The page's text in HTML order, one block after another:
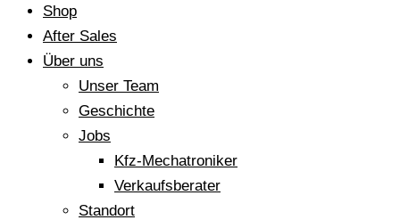
Shop
After Sales
Über uns
Unser Team
Geschichte
Jobs
Kfz-Mechatroniker
Verkaufsberater
Standort